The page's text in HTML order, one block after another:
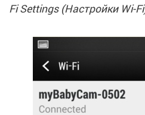
Fi Settings (Настройки Wi-